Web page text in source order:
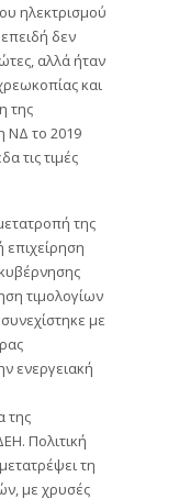
ηλεκτρισμού
δεν
αλλά ήταν
και
της
ΝΔ το 2019
τις τιμές
της
τιμολογίων
με
ενεργειακή
της
Πολιτική
τη
με χρυσές